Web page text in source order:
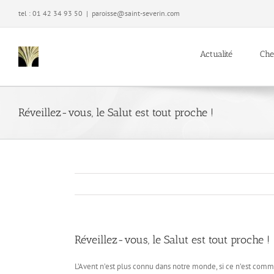
contenu
tel : 01 42 34 93 50 | paroisse@saint-severin.com
Actualité
Réveillez-vous, le Salut est tout proche !
Réveillez-vous, le Salut est tout proche !
L’Avent n’est plus connu dans notre monde, si ce n’est